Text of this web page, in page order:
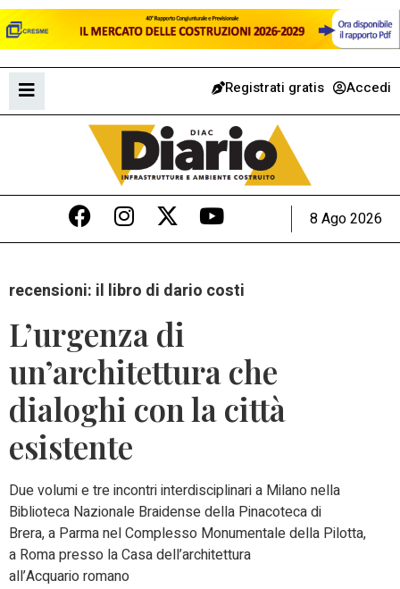
Registrati gratis Accedi
8 Ago 2026
recensioni: il libro di dario costi
L’urgenza di
un’architettura che
dialoghi con la città
esistente
Due volumi e tre incontri interdisciplinari a Milano nella
Biblioteca Nazionale Braidense della Pinacoteca di
Brera, a Parma nel Complesso Monumentale della Pilotta,
a Roma presso la Casa dell’architettura
all’Acquario romano